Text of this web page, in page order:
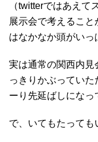
（twitterではあえて
展示会で考えるこ
はなかなか頭がいっ
実は通常の関西内見
っきりかぶってい
ーり先延ばしになっ
で、いてもたっても